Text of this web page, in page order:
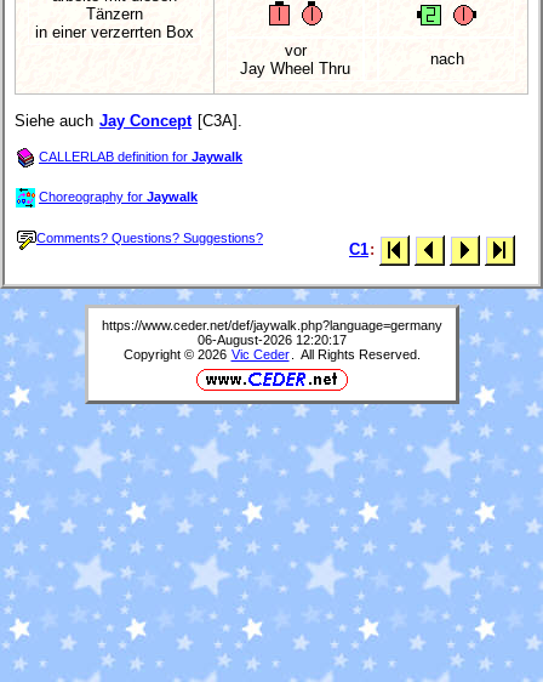
Tänzern
in einer verzerrten Box
vor
Jay Wheel Thru
nach
Siehe auch Jay Concept [C3A].
CALLERLAB definition for Jaywalk
Choreography for Jaywalk
Comments? Questions? Suggestions?
C1:
https://www.ceder.net/def/jaywalk.php?language=germany
06-August-2026 12:20:17
Copyright © 2026 Vic Ceder . All Rights Reserved.